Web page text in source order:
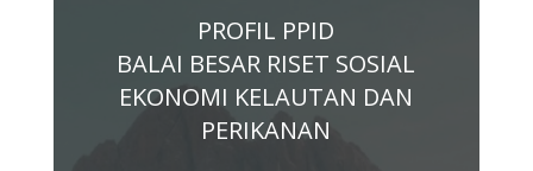
PROFIL PPID
BALAI BESAR RISET SOSIAL
EKONOMI KELAUTAN DAN
PERIKANAN